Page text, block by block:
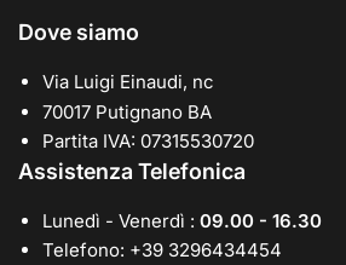
Dove siamo
Via Luigi Einaudi, nc
70017 Putignano BA
Partita IVA: 07315530720
Assistenza Telefonica
Lunedì - Venerdì : 09.00 - 16.30
Telefono: +39 3296434454